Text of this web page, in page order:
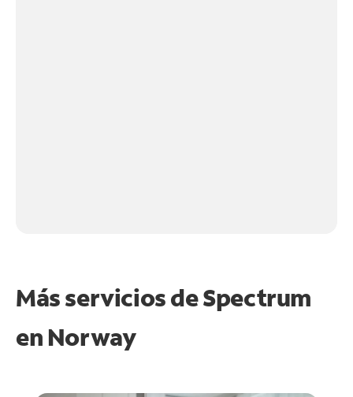
Más servicios de Spectrum
en Norway